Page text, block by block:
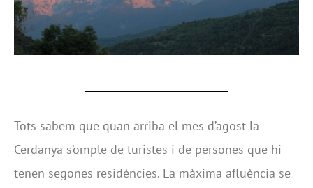
Tots sabem que quan arriba el mes d’agost la
Cerdanya s’omple de turistes i de persones que hi
tenen segones residències. La màxima afluència se